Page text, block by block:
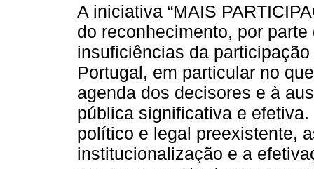
A iniciativa “MAIS
do reconhecimento, por
insuficiências da
Portugal, em particular no
agenda dos decisores e à
pública significativa e
político e legal preexistente,
institucionalização e a